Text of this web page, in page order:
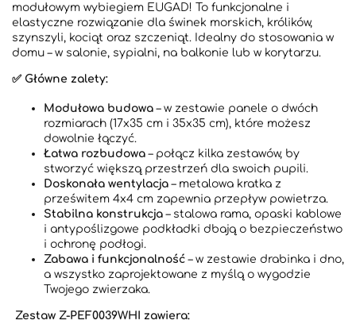
modułowym wybiegiem EUGAD! To funkcjonalne i
elastyczne rozwiązanie dla świnek morskich, królików,
szynszyli, kociąt oraz szczeniąt. Idealny do stosowania w
domu – w salonie, sypialni, na balkonie lub w korytarzu.
✅ Główne zalety:
Modułowa budowa – w zestawie panele o dwóch
rozmiarach (17x35 cm i 35x35 cm), które możesz
dowolnie łączyć.
Łatwa rozbudowa – połącz kilka zestawów, by
stworzyć większą przestrzeń dla swoich pupili.
Doskonała wentylacja – metalowa kratka z
prześwitem 4x4 cm zapewnia przepływ powietrza.
Stabilna konstrukcja – stalowa rama, opaski kablowe
i antypoślizgowe podkładki dbają o bezpieczeństwo
i ochronę podłogi.
Zabawa i funkcjonalność – w zestawie drabinka i dno,
a wszystko zaprojektowane z myślą o wygodzie
Twojego zwierzaka.
️ Zestaw Z-PEF0039WHI zawiera: